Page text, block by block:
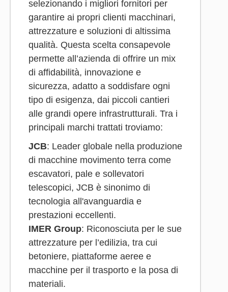
selezionando i migliori fornitori per
garantire ai propri clienti macchinari,
attrezzature e soluzioni di altissima
qualità. Questa scelta consapevole
permette all’azienda di offrire un mix
di affidabilità, innovazione e
sicurezza, adatto a soddisfare ogni
tipo di esigenza, dai piccoli cantieri
alle grandi opere infrastrutturali. Tra i
principali marchi trattati troviamo:
JCB: Leader globale nella produzione
di macchine movimento terra come
escavatori, pale e sollevatori
telescopici, JCB è sinonimo di
tecnologia all'avanguardia e
prestazioni eccellenti.
IMER Group: Riconosciuta per le sue
attrezzature per l’edilizia, tra cui
betoniere, piattaforme aeree e
macchine per il trasporto e la posa di
materiali.